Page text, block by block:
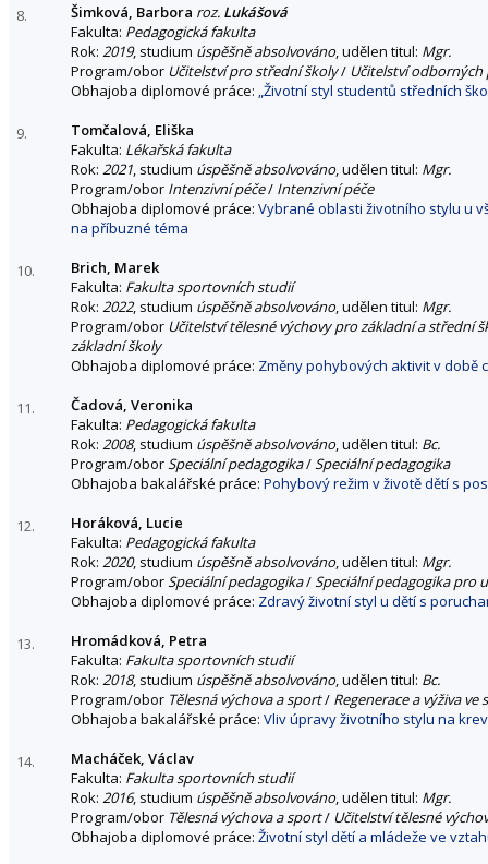
8. Šimková, Barbora roz. Lukášová
Fakulta: Pedagogická fakulta
Rok: 2019, studium úspěšně absolvováno, udělen titul: Mgr.
Program/obor Učitelství pro střední školy/ Učitelství
Obhajoba diplomové práce: „Životní styl studentů středních
9.
Tomčalová, Eliška
Fakulta: Lékařská fakulta
Rok: 2021, studium úspěšně absolvováno, udělen titul: Mgr.
Program/obor Intenzivní péče/ Intenzivní péče
Obhajoba diplomové práce: Vybrané oblasti životního stylu u
na příbuzné téma
10.
Brich, Marek
Fakulta: Fakulta sportovních studií
Rok: 2022, studium úspěšně absolvováno, udělen titul: Mgr.
Program/obor Učitelství tělesné výchovy pro základní a střední
základní školy
Obhajoba diplomové práce: Změny pohybových aktivit v době
11.
Čadová, Veronika
Fakulta: Pedagogická fakulta
Rok: 2008, studium úspěšně absolvováno, udělen titul: Bc.
Program/oborSpeciální pedagogika/Speciální pedagogika
Obhajoba bakalářské práce: Pohybový režim v životě dětí s
12.
Horáková, Lucie
Fakulta: Pedagogická fakulta
Rok: 2020, studium úspěšně absolvováno, udělen titul: Mgr.
Program/oborSpeciální pedagogika/Speciální pedagogika pro
Obhajoba diplomové práce: Zdravý životní styl u dětí s
13.
Hromádková, Petra
Fakulta: Fakulta sportovních studií
Rok: 2018, studium úspěšně absolvováno, udělen titul: Bc.
Program/obor Tělesná výchova a sport/ Regenerace a výživa ve
Obhajoba bakalářské práce: Vliv úpravy životního stylu na
14.
Macháček, Václav
Fakulta: Fakulta sportovních studií
Rok: 2016, studium úspěšně absolvováno, udělen titul: Mgr.
Program/obor Tělesná výchova a sport/ Učitelství tělesné
Obhajoba diplomové práce: Životní styl dětí a mládeže ve